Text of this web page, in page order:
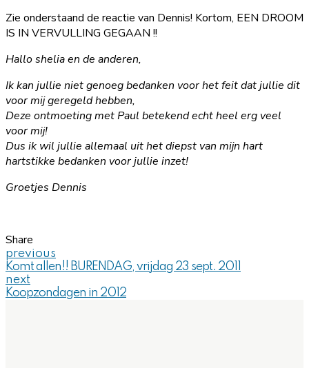
Zie onderstaand de reactie van Dennis! Kortom, EEN DROOM
IS IN VERVULLING GEGAAN !!
Hallo shelia en de anderen,
Ik kan jullie niet genoeg bedanken voor het feit dat jullie dit
voor mij geregeld hebben,
Deze ontmoeting met Paul betekend echt heel erg veel
voor mij!
Dus ik wil jullie allemaal uit het diepst van mijn hart
hartstikke bedanken voor jullie inzet!
Groetjes Dennis
Share
previous
Komt allen!! BURENDAG, vrijdag 23 sept. 2011
next
Koopzondagen in 2012